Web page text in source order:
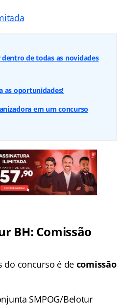
de todas as novidades
as oportunidades!
em um concurso
BH: Comissão
do concurso é de comissão
SMPOG/Belotur